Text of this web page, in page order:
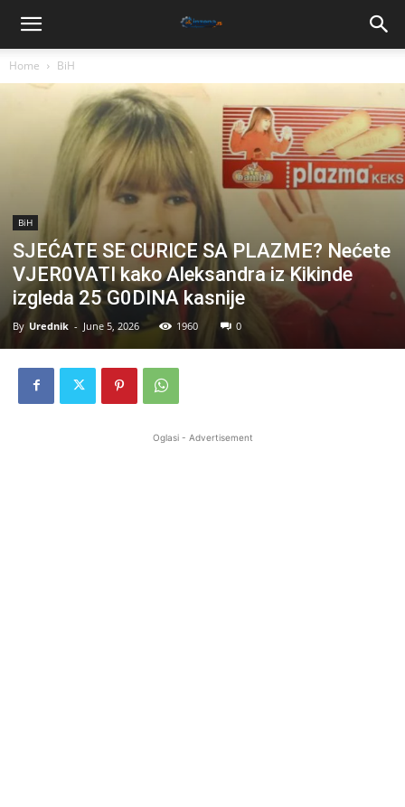
Home BiH
BiH
SJEĆATE SE CURICE SA PLAZME? Nećete
VJER0VATI kako Aleksandra iz Kikinde
izgleda 25 G0DINA kasnije
By Urednik - June 5, 2026 1960 0
Oglasi - Advertisement